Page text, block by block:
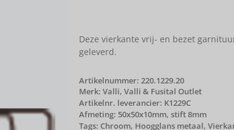
Deze vierkante vrij- en bezet
geleverd.
Artikelnummer: 220.1229.20
Merk: Valli, Valli & Fusital Outlet
Artikelnr. leverancier: K1229C
Afmeting: 50x50x10mm, stift 8mm
Tags: Chroom, Hoogglans metaal,